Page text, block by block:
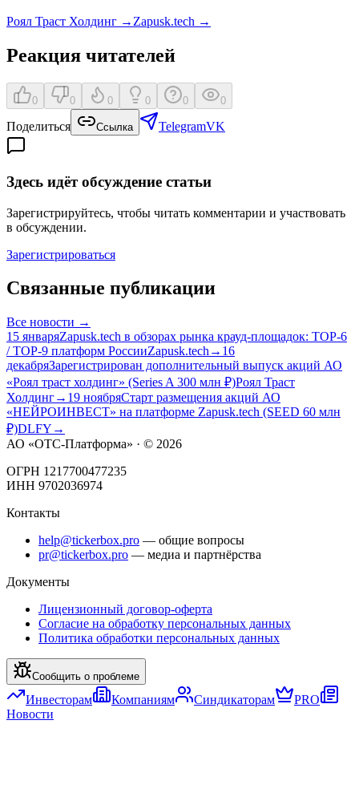
Роял Траст Холдинг → Zapusk.tech →
Реакция читателей
0 0 0 0 0 0
Поделиться Ссылка TelegramVK
Здесь идёт обсуждение статьи
Зарегистрируйтесь, чтобы читать комментарии и участвовать
в обсуждении.
Зарегистрироваться
Связанные публикации
Все новости →
15 январяZapusk.tech в обзорах рынка крауд-площадок: TOP-6
/ TOP-9 платформ РоссииZapusk.tech → 16
декабряЗарегистрирован дополнительный выпуск акций АО
«Роял траст холдинг» (Series A 300 млн ₽)Роял Траст
Холдинг→ 19 ноябряСтарт размещения акций АО
«НЕЙРОИНВЕСТ» на платформе Zapusk.tech (SEED 60 млн
₽)DLFY →
АО «ОТС-Платформа» · © 2026
ОГРН 1217700477235
ИНН 9702036974
Контакты
help@tickerbox.pro — общие вопросы
pr@tickerbox.pro — медиа и партнёрства
Документы
Лицензионный договор-оферта
Согласие на обработку персональных данных
Политика обработки персональных данных
Сообщить о проблеме
Инвесторам Компаниям Синдикаторам
PRO
Новости